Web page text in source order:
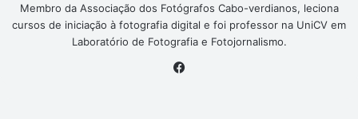
Membro da Associação dos Fotógrafos Cabo-verdianos, leciona
cursos de iniciação à fotografia digital e foi professor na UniCV em
Laboratório de Fotografia e Fotojornalismo.